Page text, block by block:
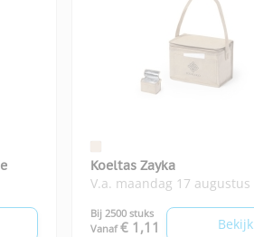
Koeltas Zayka
V.a. maandag 17 augustus
Bij 2500 stuks
Vanaf € 1,11 Bekijk